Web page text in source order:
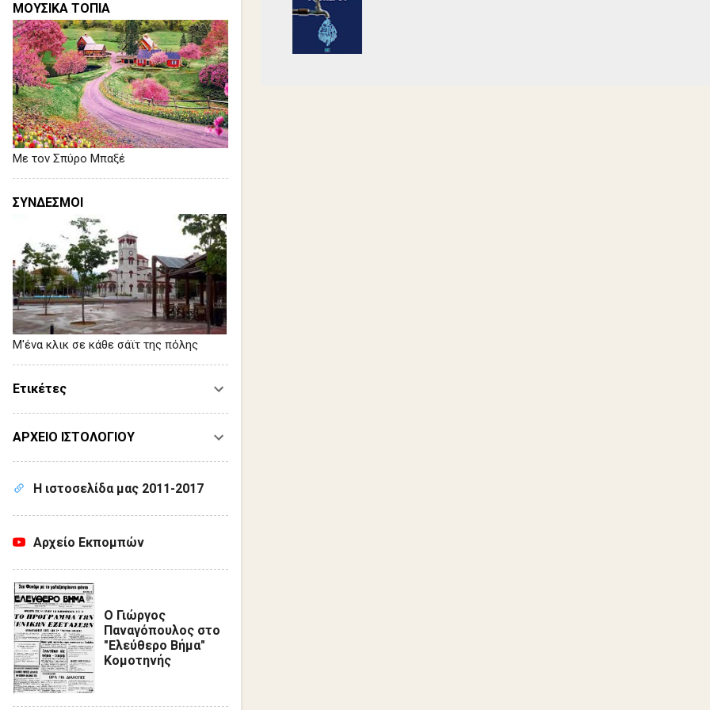
ΜΟΥΣΙΚΑ ΤΟΠΙΑ
Με τον Σπύρο Μπαξέ
ΣΥΝΔΕΣΜΟΙ
Μ'ένα κλικ σε κάθε σάϊτ της πόλης
Ετικέτες
ΑΡΧΕΙΟ ΙΣΤΟΛΟΓΙΟΥ
Η ιστοσελίδα μας 2011-2017
Αρχείο Εκπομπών
Ο Γιώργος
Παναγόπουλος στο
"Ελεύθερο Βήμα"
Κομοτηνής